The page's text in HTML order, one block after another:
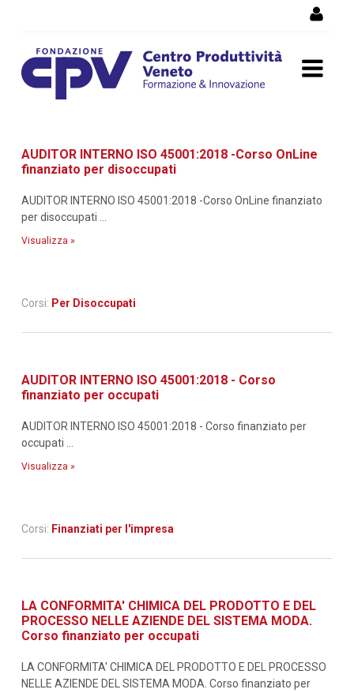
formazione
AUDITOR INTERNO ISO 45001:2018 -Corso OnLine
finanziato per disoccupati
AUDITOR INTERNO ISO 45001:2018 -Corso OnLine finanziato
per disoccupati ...
Visualizza »
Corsi: Per Disoccupati
AUDITOR INTERNO ISO 45001:2018 - Corso
finanziato per occupati
AUDITOR INTERNO ISO 45001:2018 - Corso finanziato per
occupati ...
Visualizza »
Corsi: Finanziati per l'impresa
LA CONFORMITA' CHIMICA DEL PRODOTTO E DEL
PROCESSO NELLE AZIENDE DEL SISTEMA MODA.
Corso finanziato per occupati
LA CONFORMITA' CHIMICA DEL PRODOTTO E DEL PROCESSO
NELLE AZIENDE DEL SISTEMA MODA. Corso finanziato per